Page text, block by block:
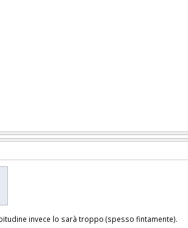
invece lo sarà troppo (spesso fintamente).